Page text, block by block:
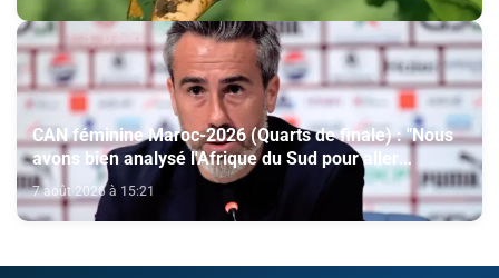
CAN féminine Maroc-2026 (Quarts de finale) : "Nous
avons bien analysé l'Afrique du Sud pour aller
chercher la victoire" (Jorge Vilda)
7 août 2026 à 15:21